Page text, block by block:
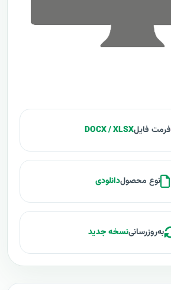
فرمت فایلDOCX / XLSX
نوع محصولدانلودی
به‌روزرسانینسخه جدید